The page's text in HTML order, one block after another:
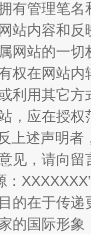
走
山西：
有管理笔
站内容和
网站的一
权在网站
利用其它
，应在授
上述声明
见，请向
：
的在于传
的国际形